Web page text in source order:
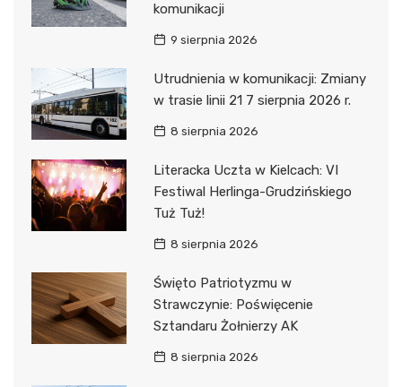
komunikacji
9 sierpnia 2026
Utrudnienia w komunikacji: Zmiany
w trasie linii 21 7 sierpnia 2026 r.
8 sierpnia 2026
Literacka Uczta w Kielcach: VI
Festiwal Herlinga-Grudzińskiego
Tuż Tuż!
8 sierpnia 2026
Święto Patriotyzmu w
Strawczynie: Poświęcenie
Sztandaru Żołnierzy AK
8 sierpnia 2026